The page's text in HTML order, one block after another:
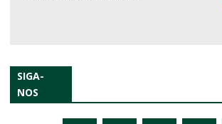
SIGA-
NOS